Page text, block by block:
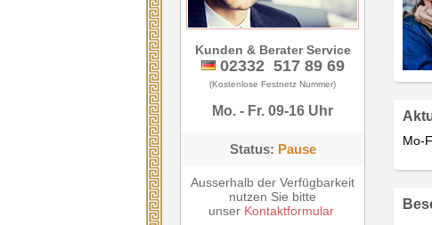
Kunden & Berater Service
02332 517 89 69
(Kostenlose Festnetz Nummer)
Mo. - Fr. 09-16 Uhr
Status: Pause
Ausserhalb der Verfügbarkeit
nutzen Sie bitte
unser Kontaktformular
Mo-